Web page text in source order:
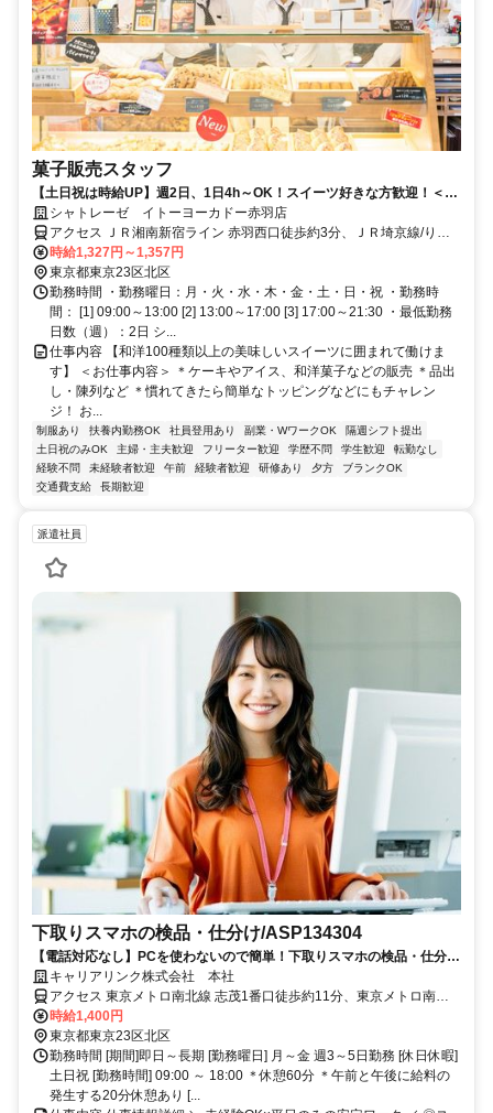
菓子販売スタッフ
【土日祝は時給UP】週2日、1日4h～OK！スイーツ好きな方歓迎！＜嬉
しい社割あり♪＞未経験OK◎履歴書不要☆
シャトレーゼ イトーヨーカドー赤羽店
アクセス ＪＲ湘南新宿ライン 赤羽西口徒歩約3分、ＪＲ埼京線/りん
かい線 赤羽西口徒歩約3分、ＪＲ宇都宮線〔東北本線〕・ＪＲ上野東
京ライン 赤羽西口徒歩約3分
時給1,327円～1,357円
東京都東京23区北区
勤務時間 ・勤務曜日：月・火・水・木・金・土・日・祝 ・勤務時
間： [1] 09:00～13:00 [2] 13:00～17:00 [3] 17:00～21:30 ・最低勤務
日数（週）：2日 シ...
仕事内容 【和洋100種類以上の美味しいスイーツに囲まれて働けま
す】 ＜お仕事内容＞ ＊ケーキやアイス、和洋菓子などの販売 ＊品出
し・陳列など ＊慣れてきたら簡単なトッピングなどにもチャレン
ジ！ お...
制服あり 扶養内勤務OK 社員登用あり 副業・WワークOK
隔週シフト提出
土日祝のみOK
主婦・主夫歓迎 フリーター歓迎 学歴不問 学生歓迎
転勤なし
経験不問
未経験者歓迎 午前 経験者歓迎 研修あり 夕方
ブランクOK
交通費支給
長期歓迎
派遣社員
下取りスマホの検品・仕分け/ASP134304
【電話対応なし】PCを使わないので簡単！下取りスマホの検品・仕分け
＊土日祝休み、週3日～OK<月収22.4万円>
キャリアリンク株式会社 本社
アクセス 東京メトロ南北線 志茂1番口徒歩約11分、東京メトロ南北
線 王子神谷エレベータ出入口徒歩約12分、ＪＲ京浜東北線 東十条北
口徒歩約13分 南北線 志茂駅 徒歩7分 南北線 王子神谷駅 徒歩11分 JR
線 東十条駅 徒歩18分 JR線 赤羽駅 バス10分 都営バス赤羽駅東口「豊
島5丁目団地行き」約10分。「北車庫」下車。
時給1,400円
東京都東京23区北区
勤務時間 [期間]即日～長期 [勤務曜日] 月～金 週3～5日勤務 [休日休暇]
土日祝 [勤務時間] 09:00 ～ 18:00 ＊休憩60分 ＊午前と午後に給料の
発生する20分休憩あり [...